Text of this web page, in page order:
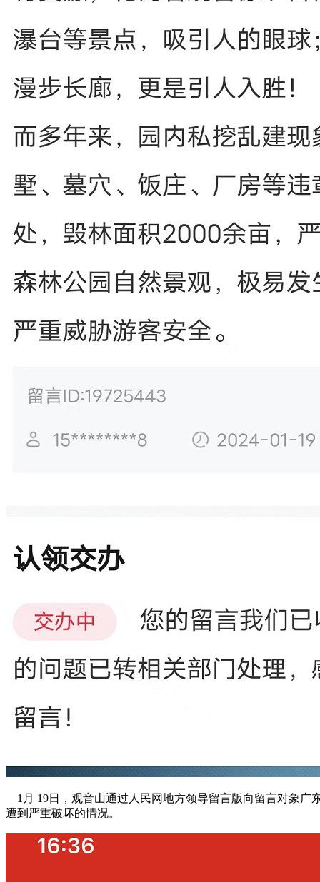
1月 19日，观音山通过人民网地方领导留言版向留言对象广
遭到严重破坏的情况。